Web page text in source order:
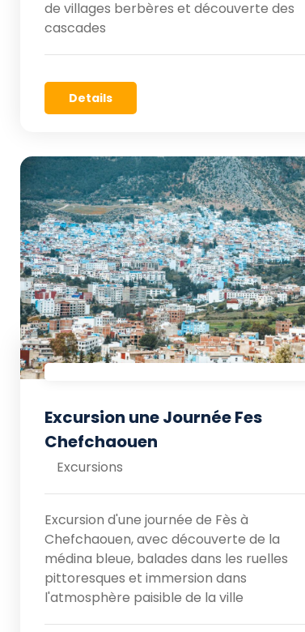
de villages berbères et découverte des
cascades
Details
Excursion une Journée Fes
Chefchaouen
Excursions
Excursion d'une journée de Fès à
Chefchaouen, avec découverte de la
médina bleue, balades dans les ruelles
pittoresques et immersion dans
l'atmosphère paisible de la ville